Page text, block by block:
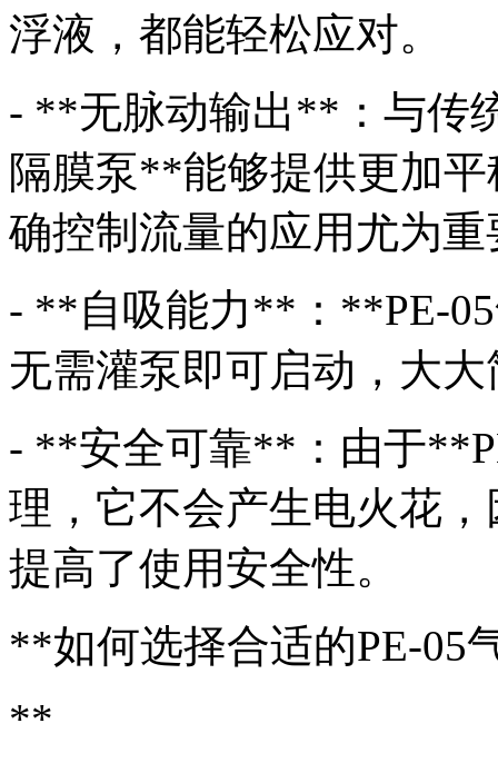
浮液，都能轻松应对。
- **无脉动输出**：与传
隔膜泵**能够提供更加
确控制流量的应用尤为重
- **自吸能力**：**PE-
无需灌泵即可启动，大
- **安全可靠**：由于
理，它不会产生电火花
提高了使用安全性。
**如何选择合适的PE-05
**